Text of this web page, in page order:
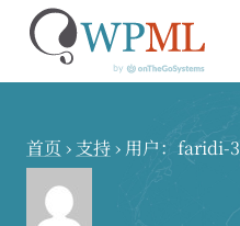
首页 › 支持› 用户：faridi-3